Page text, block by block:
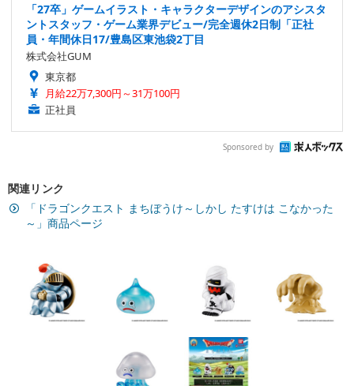
「27卒」ゲームイラスト・キャラクターデザインのアシスタ
ントスタッフ・ゲーム業界デビュー/完全週休2日制「正社
員・年間休日17/豊島区東池袋2丁目
株式会社GUM
東京都
月給22万7,300円～31万100円
正社員
Sponsored by
関連リンク
「ドラゴンクエスト まちぼうけ～しかし たすけは こなかった
～」商品ページ